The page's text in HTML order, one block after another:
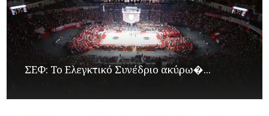
ΣΕΦ: Το Ελεγκτικό Συνέδριο ακύρω�...